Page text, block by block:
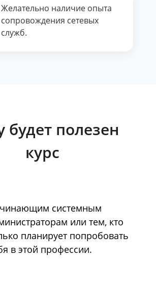
Желательно наличие опыта
сопровождения сетевых
служб.
будет полезен
курс
системным
или тем, кто
планирует попробовать
в этой профессии.